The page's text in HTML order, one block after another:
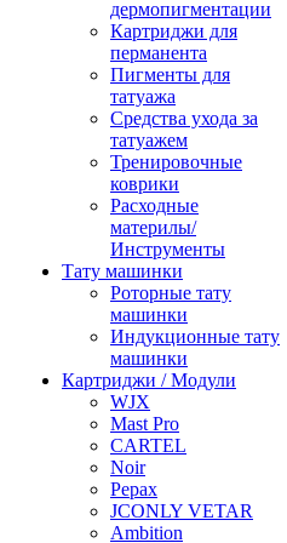
дермопигментации
Картриджи для
перманента
Пигменты для
татуажа
Средства ухода за
татуажем
Тренировочные
коврики
Расходные
материлы/
Инструменты
Тату машинки
Роторные тату
машинки
Индукционные тату
машинки
Картриджи / Модули
WJX
Mast Pro
CARTEL
Noir
Pepax
JCONLY VETAR
Ambition